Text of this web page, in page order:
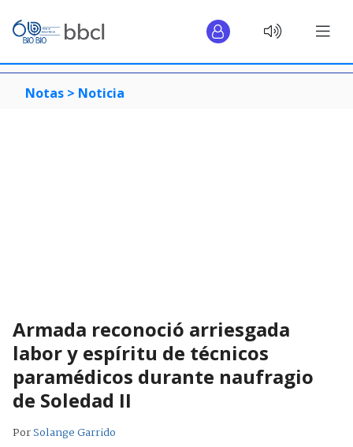
Notas > Noticia
Armada reconoció arriesgada
labor y espíritu de técnicos
paramédicos durante naufragio
de Soledad II
PorSolange Garrido